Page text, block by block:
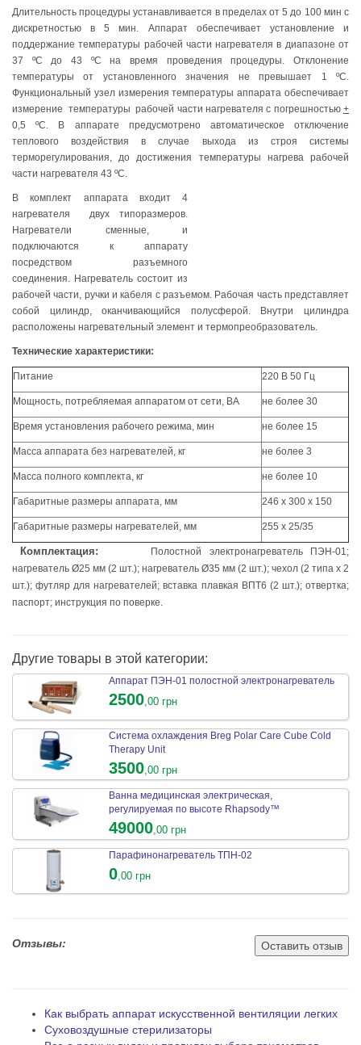
Длительность процедуры устанавливается в пределах от 5 до 100 мин с
дискретностью в 5 мин. Аппарат обеспечивает установление и
поддержание температуры рабочей части нагревателя в диапазоне от
37 ºС до 43 ºС на время проведения процедуры. Отклонение
температуры от установленного значения не превышает 1 ºС.
Функциональный узел измерения температуры аппарата обеспечивает
измерение температуры рабочей части нагревателя с погрешностью +
0,5 ºС. В аппарате предусмотрено автоматическое отключение
теплового воздействия в случае выхода из строя системы
терморегулирования, до достижения температуры нагрева рабочей
части нагревателя 43 ºС.
В комплект аппарата входит 4
нагревателя двух типоразмеров.
Нагреватели сменные, и
подключаются к аппарату
посредством разъемного
соединения. Нагреватель состоит из
рабочей части, ручки и кабеля с разъемом. Рабочая часть представляет
собой цилиндр, оканчивающийся полусферой. Внутри цилиндра
расположены нагревательный элемент и термопреобразователь.
Технические характеристики:
Питание 220 В 50 Гц
Мощность, потребляемая аппаратом от сети, ВА не более 30
Время установления рабочего режима, мин не более 15
Масса аппарата без нагревателей, кг не более 3
Масса полного комплекта, кг не более 10
Габаритные размеры аппарата, мм 246 х 300 х 150
Габаритные размеры нагревателей, мм 255 х 25/35
Комплектация: Полостной электронагреватель ПЭН-01;
нагреватель Ø25 мм (2 шт.); нагреватель Ø35 мм (2 шт.); чехол (2 типа х 2
шт.); футляр для нагревателей; вставка плавкая ВПТ6 (2 шт.); отвертка;
паспорт; инструкция по поверке.
Другие товары в этой категории:
Аппарат ПЭН-01 полостной электронагреватель
2500,00 грн
Система охлаждения Breg Polar Care Cube Cold
Therapy Unit
3500 ,00 грн
Ванна медицинская электрическая,
регулируемая по высоте Rhapsody™
49000 ,00 грн
Парафинонагреватель ТПН-02
0 ,00 грн
Отзывы: Оставить отзыв
Как выбрать аппарат искусственной вентиляции легких
Суховоздушные стерилизаторы